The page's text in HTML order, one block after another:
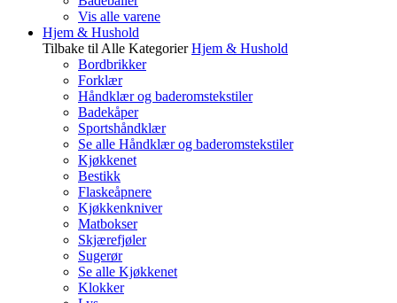
Vis alle varene
Hjem & Hushold
Tilbake til Alle Kategorier Hjem & Hushold
Bordbrikker
Forklær
Håndklær og baderomstekstiler
Badekåper
Sportshåndklær
Se alle Håndklær og baderomstekstiler
Kjøkkenet
Bestikk
Flaskeåpnere
Kjøkkenkniver
Matbokser
Skjærefjøler
Sugerør
Se alle Kjøkkenet
Klokker